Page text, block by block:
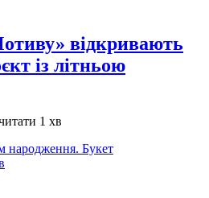
відкривають
із літньою
1 хв